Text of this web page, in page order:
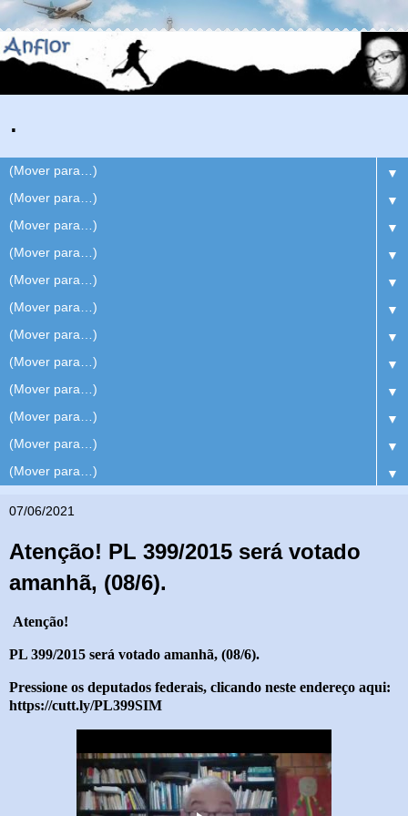
.
▼
▼
▼
▼
▼
▼
▼
▼
▼
▼
▼
▼
07/06/2021
Atenção! PL 399/2015 será votado
amanhã, (08/6).
Atenção!
PL 399/2015 será votado amanhã, (08/6).
Pressione os deputados federais, clicando neste endereço aqui:
https://cutt.ly/PL399SIM